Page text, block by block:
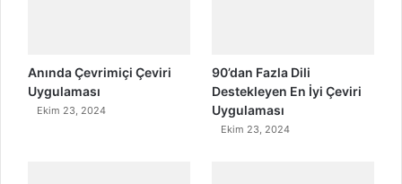
Anında Çevrimiçi Çeviri
Uygulaması
Ekim 23, 2024
90’dan Fazla Dili
Destekleyen En İyi Çeviri
Uygulaması
Ekim 23, 2024